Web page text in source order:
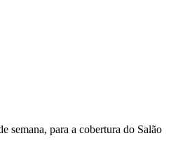
para a cobertura do Salão